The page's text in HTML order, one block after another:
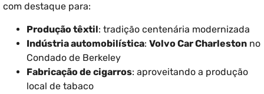
com destaque para:
Produção têxtil: tradição centenária modernizada
Indústria automobilística: Volvo Car Charleston no
Condado de Berkeley
Fabricação de cigarros: aproveitando a produção
local de tabaco